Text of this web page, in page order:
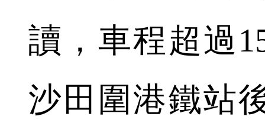
讀，車程超過
沙田圍港鐵站